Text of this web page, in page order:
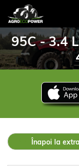
95C - 3.4
Înapoi la